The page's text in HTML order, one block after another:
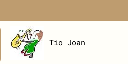
Tio Joan